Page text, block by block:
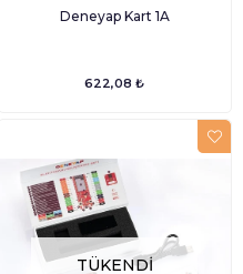
Deneyap Kart 1A
622,08 ₺
TÜKENDI